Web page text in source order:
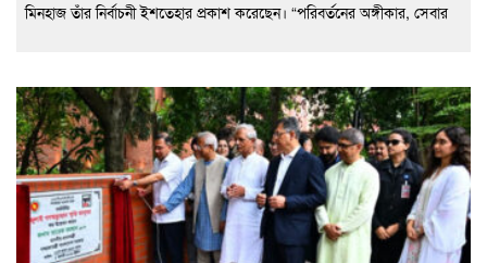
মিনহাজ তাঁর নির্বাচনী ইশতেহার প্রকাশ করেছেন। “পরিবর্তনের অঙ্গীকার, সেবার